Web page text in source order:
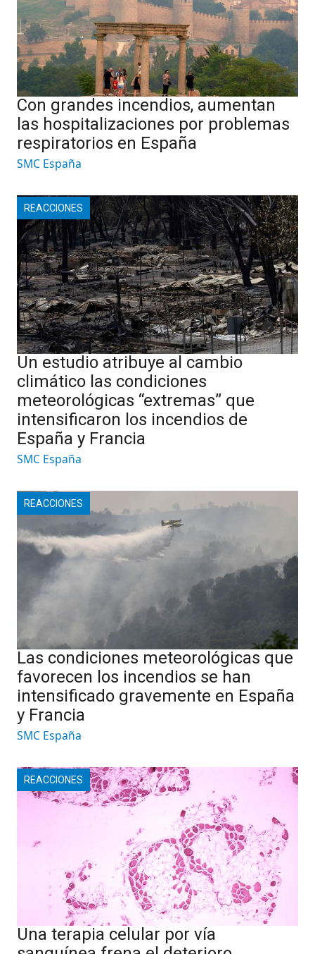
Con grandes incendios, aumentan
las hospitalizaciones por problemas
respiratorios en España
SMC España
REACCIONES
Un estudio atribuye al cambio
climático las condiciones
meteorológicas “extremas” que
intensificaron los incendios de
España y Francia
SMC España
REACCIONES
Las condiciones meteorológicas que
favorecen los incendios se han
intensificado gravemente en España
y Francia
SMC España
REACCIONES
Una terapia celular por vía